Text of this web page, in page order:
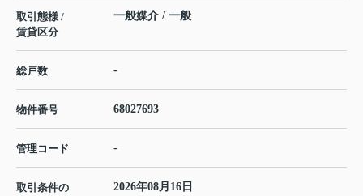
取引態様 /
賃貸区分
一般媒介 / 一般
総戸数 -
物件番号 68027693
管理コード -
取引条件の
2026年08月16日